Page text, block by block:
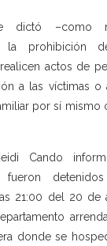
dictó –como
la prohibición
actos de
a las víctimas o
por sí mismo
Cando
fueron
21:00 del 20 de
donde se